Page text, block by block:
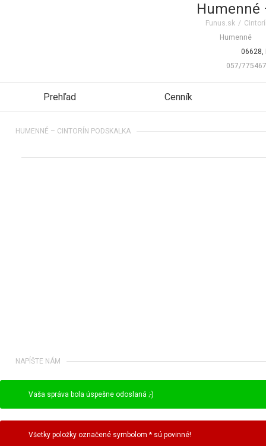
Humenné
Funus.sk /
Humenné
06628,
057/
Prehľad Cenník
HUMENNÉ – CINTORÍN PODSKALKA
NAPÍŠTE NÁM
Vaša správa bola úspešne odoslaná ;-)
Všetky položky označené symbolom * sú povinné!